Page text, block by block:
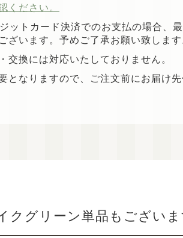
ください。
ットカード決済でのお支払の場合、
います。予めご了承お願い致します
換には対応いたしておりません。
なりますので、ご注文前にお届け先
クグリーン単品もございま